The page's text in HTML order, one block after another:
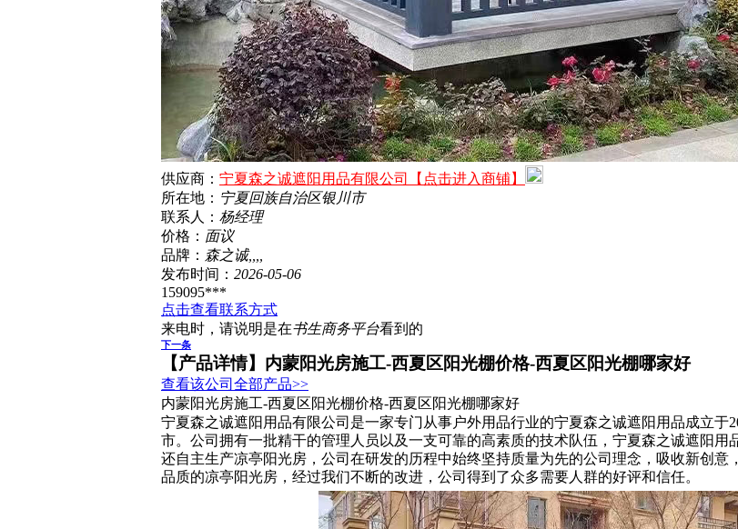
供应商： 宁夏森之诚遮阳用品有限公司【点击进入商铺】
所在地： 宁夏回族自治区银川市
联系人： 杨经理
价格： 面议
品牌： 森之诚,,,,
发布时间： 2026-05-06
159095***
点击查看联系方式
来电时，请说明是在书生商务平台看到的
下一条
【产品详情】 内蒙阳光房施工-西夏区阳光棚价格-西夏区阳光棚哪家好
查看该公司全部产品>>
内蒙阳光房施工-西夏区阳光棚价格-西夏区阳光棚哪家好
宁夏森之诚遮阳用品有限公司是一家专门从事户外用品行业的宁夏森之诚遮阳用品成立于
市。公司拥有一批精干的管理人员以及一支可靠的高素质的技术队伍，宁夏森之诚遮阳用
还自主生产凉亭阳光房，公司在研发的历程中始终坚持质量为先的公司理念，吸收新创
品质的凉亭阳光房，经过我们不断的改进，公司得到了众多需要人群的好评和信任。